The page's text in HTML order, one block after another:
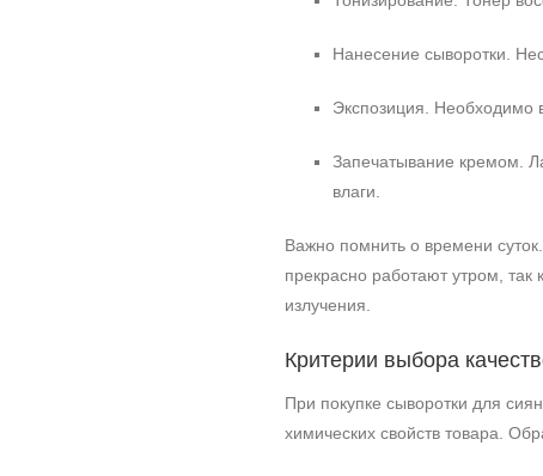
Нанесение сыворотки.
Экспозиция. Необходимо
Запечатывание кремом.
влаги.
Важно помнить о времени
прекрасно работают утром,
излучения.
Критерии выбора
При покупке сыворотки для
химических свойств товара.